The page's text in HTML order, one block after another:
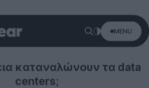
MENU
καταναλώνουν τα data
centers;